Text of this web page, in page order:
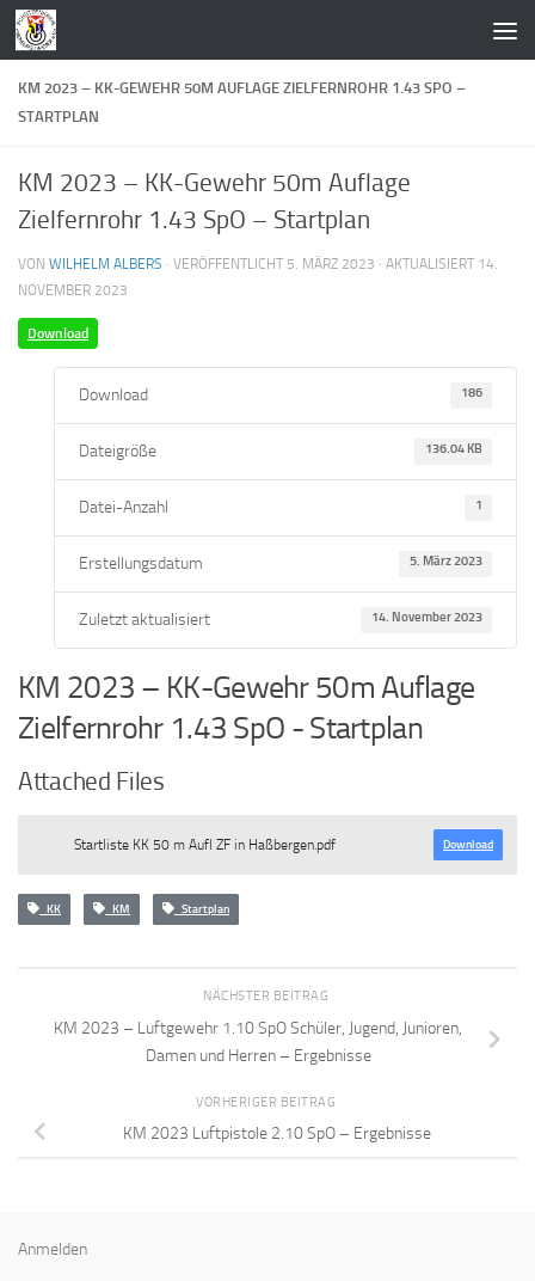
Zum Inhalt springen
KM 2023 – KK-GEWEHR 50M AUFLAGE ZIELFERNROHR 1.43 SPO –
STARTPLAN
KM 2023 – KK-Gewehr 50m Auflage
Zielfernrohr 1.43 SpO – Startplan
VON WILHELM ALBERS · VERÖFFENTLICHT 5. MÄRZ 2023 · AKTUALISIERT 14.
NOVEMBER 2023
Download
Download 186
Dateigröße 136.04 KB
Datei-Anzahl 1
Erstellungsdatum 5. März 2023
Zuletzt aktualisiert 14. November 2023
KM 2023 – KK-Gewehr 50m Auflage
Zielfernrohr 1.43 SpO - Startplan
Attached Files
Startliste KK 50 m Aufl ZF in Haßbergen.pdf Download
KK KM Startplan
NÄCHSTER BEITRAG
KM 2023 – Luftgewehr 1.10 SpO Schüler, Jugend, Junioren,
Damen und Herren – Ergebnisse
VORHERIGER BEITRAG
KM 2023 Luftpistole 2.10 SpO – Ergebnisse
Anmelden